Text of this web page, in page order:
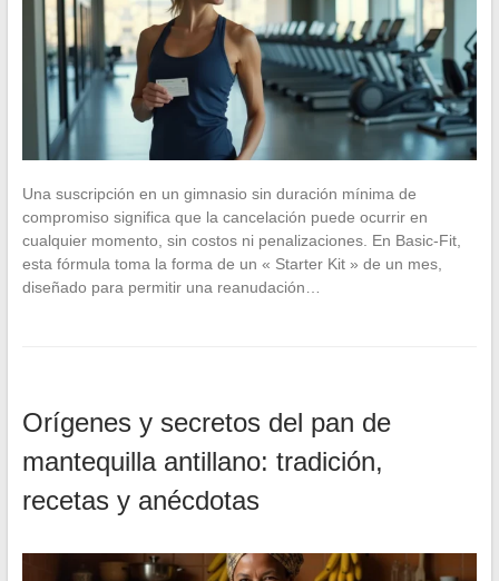
Una suscripción en un gimnasio sin duración mínima de
compromiso significa que la cancelación puede ocurrir en
cualquier momento, sin costos ni penalizaciones. En Basic-Fit,
esta fórmula toma la forma de un « Starter Kit » de un mes,
diseñado para permitir una reanudación…
Orígenes y secretos del pan de
mantequilla antillano: tradición,
recetas y anécdotas